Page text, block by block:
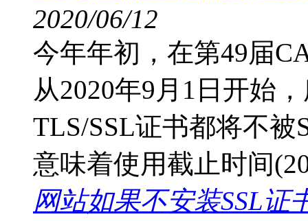
2020/06/12
今年年初，在第49届
从2020年9月1日开始
TLS/SSL证书都将不
意味着使用截止时间
网站如果不安装SSL证